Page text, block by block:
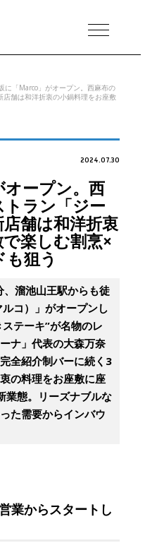
MENU
に「Marco」がオープン。西麻布の
舗は和洋折衷の小鍋料理をお座敷
2024.07.30
ープン。西
ラン「ジー
舗は和洋折衷
楽しむ割烹×
狙う
溜池山王駅からも徒
コ）」がオープンし
テーキ”が名物のレ
ナ」代表の大森万奈
全紹介制バーに続く3
の料理をお座敷に座
業態。リーズナブルな
た需要からインバウ
業からスタートし